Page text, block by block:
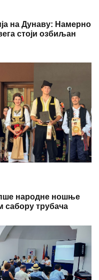
на Дунаву: Намерно
стоји озбиљан
народне ношње
сабору трубача